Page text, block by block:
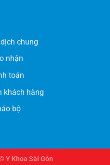
chung
nhận
toán
khách hàng
Y Khoa Sài Gòn